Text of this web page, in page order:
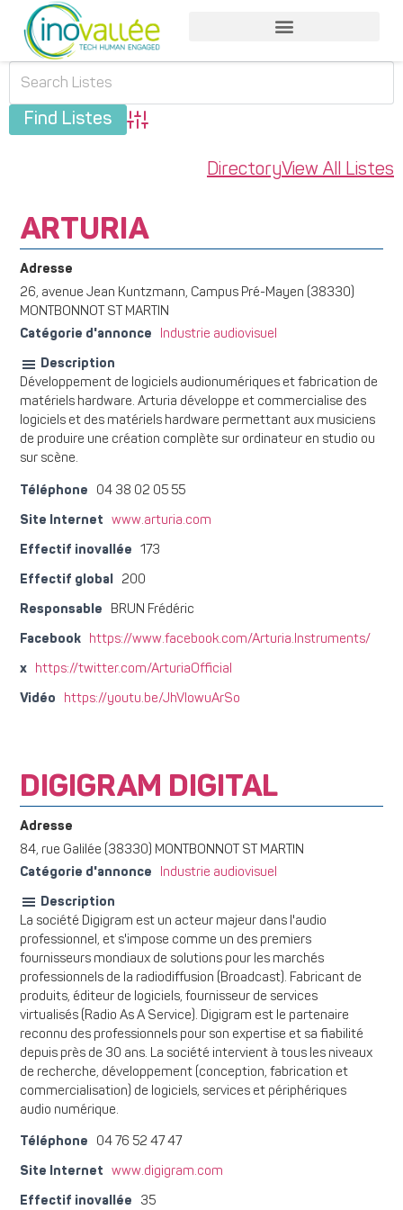
Advanced Search
DirectoryView All Listes
ARTURIA
Adresse
26, avenue Jean Kuntzmann, Campus Pré-Mayen (38330)
MONTBONNOT ST MARTIN
Catégorie d'annonce Industrie audiovisuel
Description
Développement de logiciels audionumériques et fabrication de
matériels hardware. Arturia développe et commercialise des
logiciels et des matériels hardware permettant aux musiciens
de produire une création complète sur ordinateur en studio ou
sur scène.
Téléphone 04 38 02 05 55
Site Internet www.arturia.com
Effectif inovallée 173
Effectif global 200
Responsable BRUN Frédéric
Facebook https://www.facebook.com/Arturia.Instruments/
x https://twitter.com/ArturiaOfficial
Vidéo https://youtu.be/JhVIowuArSo
DIGIGRAM DIGITAL
Adresse
84, rue Galilée (38330) MONTBONNOT ST MARTIN
Catégorie d'annonce Industrie audiovisuel
Description
La société Digigram est un acteur majeur dans l'audio
professionnel, et s'impose comme un des premiers
fournisseurs mondiaux de solutions pour les marchés
professionnels de la radiodiffusion (Broadcast). Fabricant de
produits, éditeur de logiciels, fournisseur de services
virtualisés (Radio As A Service). Digigram est le partenaire
reconnu des professionnels pour son expertise et sa fiabilité
depuis près de 30 ans. La société intervient à tous les niveaux
de recherche, développement (conception, fabrication et
commercialisation) de logiciels, services et périphériques
audio numérique.
Téléphone 04 76 52 47 47
Site Internet www.digigram.com
Effectif inovallée 35